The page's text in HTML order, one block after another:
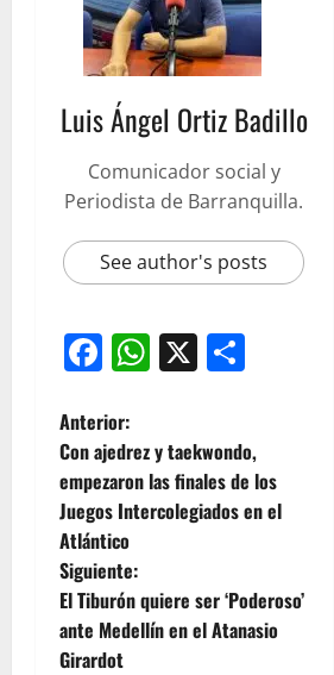
Luis Ángel Ortiz Badillo
Comunicador social y
Periodista de Barranquilla.
See author's posts
Facebook
WhatsApp
X
Anterior:
Con ajedrez y taekwondo,
empezaron las finales de los
Juegos Intercolegiados en el
Atlántico
Siguiente:
El Tiburón quiere ser ‘Poderoso’
ante Medellín en el Atanasio
Girardot